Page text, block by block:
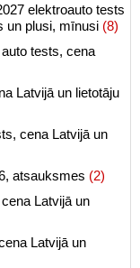
elektroauto tests
un plusi, mīnusi (8)
tests, cena
Latvijā un lietotāju
cena Latvijā un
atsauksmes (2)
Latvijā un
Latvijā un